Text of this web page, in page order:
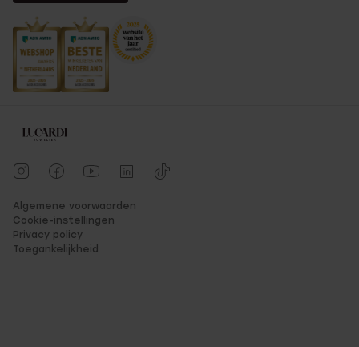
Algemene voorwaarden
Cookie-instellingen
Privacy policy
Toegankelijkheid